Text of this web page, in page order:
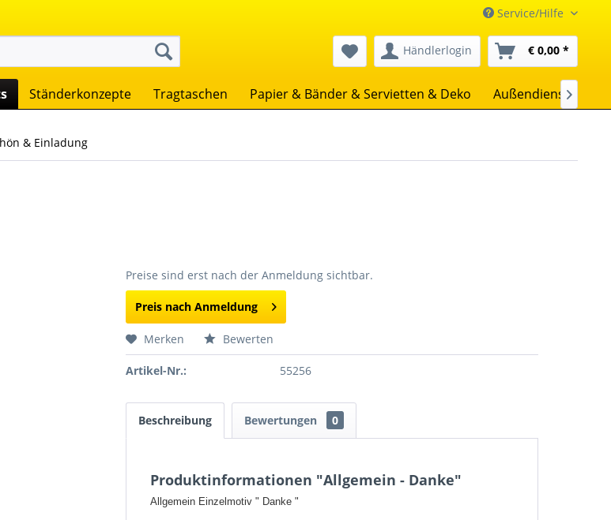
Service/Hilfe
Händlerlogin € 0,00 *
Ständerkonzepte Tragtaschen Papier & Bänder & Servietten & Deko Außendienst
& Einladung
Preise sind erst nach der Anmeldung sichtbar.
Preis nach Anmeldung
Merken Bewerten
Artikel-Nr.: 55256
Beschreibung Bewertungen 0
Produktinformationen "Allgemein - Danke"
Allgemein Einzelmotiv " Danke "